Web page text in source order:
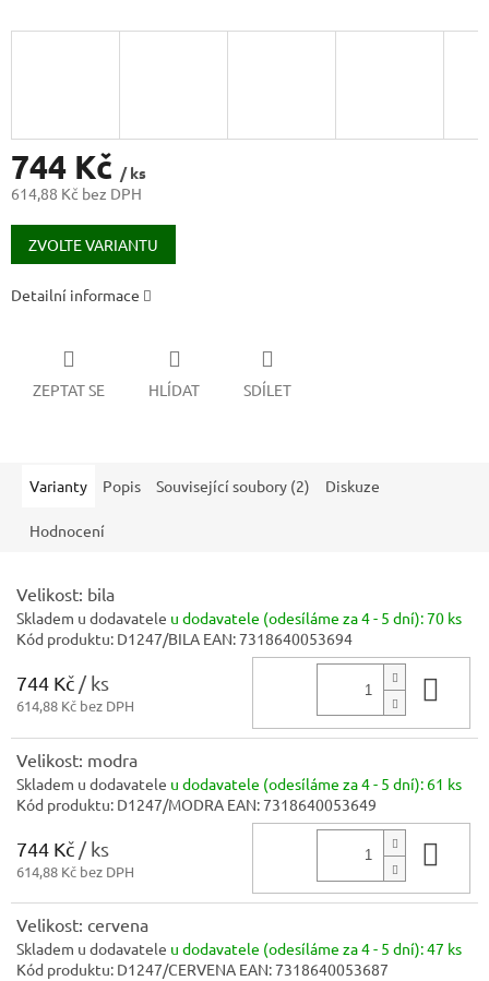
744 Kč / ks
614,88 Kč bez DPH
Měrná
cena:
ZVOLTE VARIANTU
Detailní informace
ZEPTAT SE HLÍDAT SDÍLET
Varianty Popis Související soubory (2) Diskuze
Hodnocení
Velikost: bila
Skladem u dodavatele u dodavatele (odesíláme za 4 - 5 dní):70 ks
Kód produktu: D1247/BILA EAN:7318640053694
744 Kč / ks
614,88 Kč bez DPH
Velikost: modra
Skladem u dodavatele u dodavatele (odesíláme za 4 - 5 dní): 61 ks
Kód produktu: D1247/MODRA EAN:7318640053649
744 Kč / ks
614,88 Kč bez DPH
Velikost: cervena
Skladem u dodavatele u dodavatele (odesíláme za 4 - 5 dní):47 ks
Kód produktu: D1247/CERVENA EAN:7318640053687